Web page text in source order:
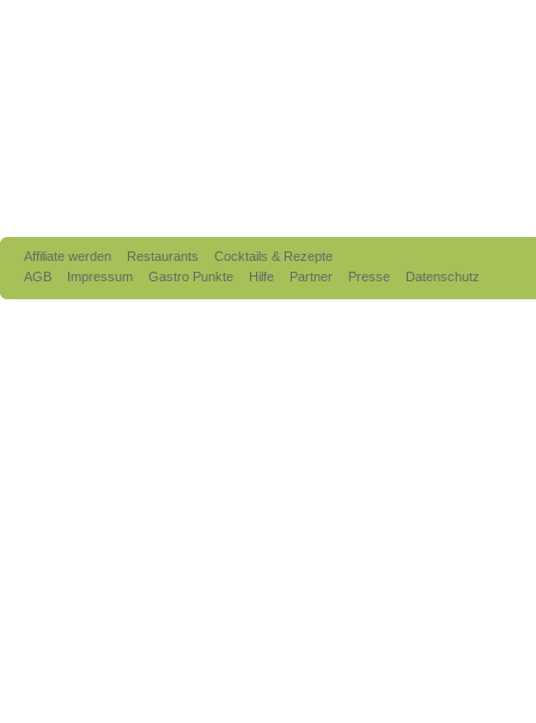
Affiliate werden Restaurants
Cocktails & Rezepte
AGB
Impressum Gastro Punkte Hilfe Partner Presse Datenschutz